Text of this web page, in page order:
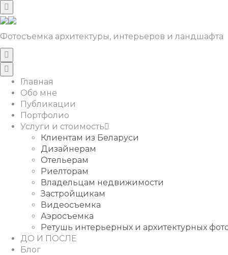
Фотосъемка архитектуры, интерьеров и ландшафта
Главная
Обо мне
Публикации
Портфолио
Услуги и стоимость
Клиентам из Беларуси
Дизайнерам
Отельерам
Риелторам
Владельцам недвижимости
Застройщикам
Видеосъемка
Аэросъемка
Ретушь интерьерных и архитектурных
ДО И ПОСЛЕ
Блог